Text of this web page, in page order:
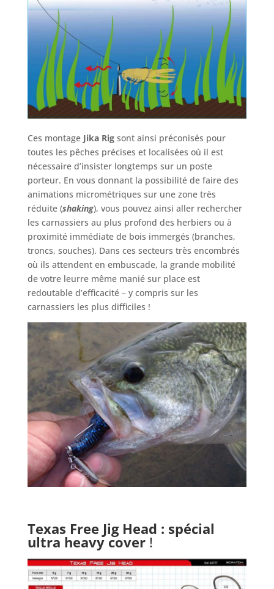
Ces montage Jika Rigsont ainsi préconisés pour
toutes les pêches précises et localisées où il est
nécessaire d’insister longtemps sur un poste
porteur. En vous donnant la possibilité de faire des
animations micrométriques sur une zone très
réduite (shaking), vous pouvez ainsi aller rechercher
les carnassiers au plus profond des herbiers ou à
proximité immédiate de bois immergés (branches,
troncs, souches). Dans ces secteurs très encombrés
où ils attendent en embuscade, la grande mobilité
de votre leurre même manié sur place est
redoutable d’efficacité – y compris sur les
carnassiers les plus difficiles !
Texas Free Jig Head : spécial
ultra heavy cover!